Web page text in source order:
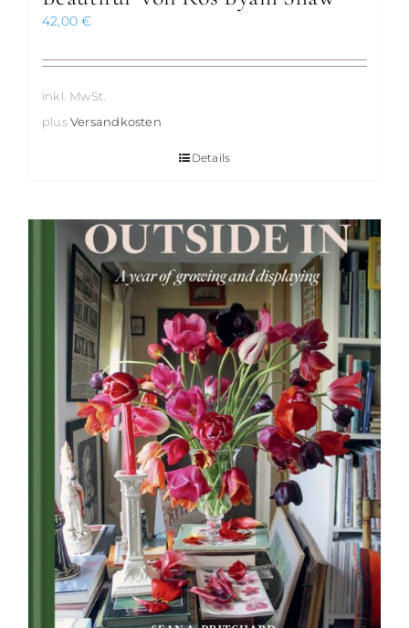
42,00€
inkl. MwSt.
plusVersandkosten
Details